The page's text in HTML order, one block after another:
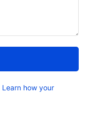
Learn how your